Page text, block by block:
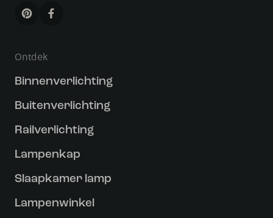
Ontdek
Binnenverlichting
Buitenverlichting
Railverlichting
Lampenkap
Slaapkamer lamp
Lampenwinkel